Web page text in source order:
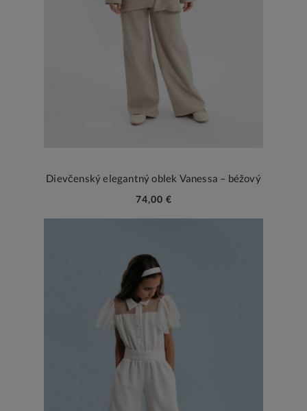
Dievčenský elegantný oblek Vanessa – béžový
74,00 €